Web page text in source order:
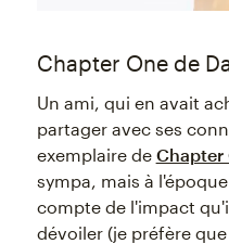
Chapter One de
Un ami, qui en avait
partager avec ses
exemplaire de Chapter
sympa, mais à
compte de l'impact
dévoiler (je préfère